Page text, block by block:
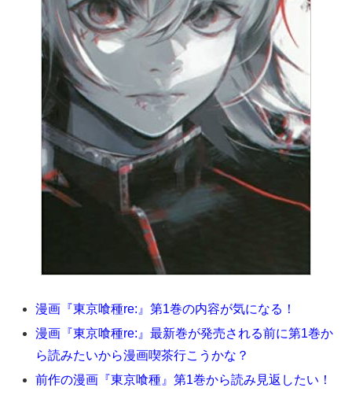
漫画『東京喰種re:』第1巻の内容が気になる！
漫画『東京喰種re:』最新巻が発売される前に第1巻か
ら読みたいから漫画喫茶行こうかな？
前作の漫画『東京喰種』第1巻から読み見返したい！